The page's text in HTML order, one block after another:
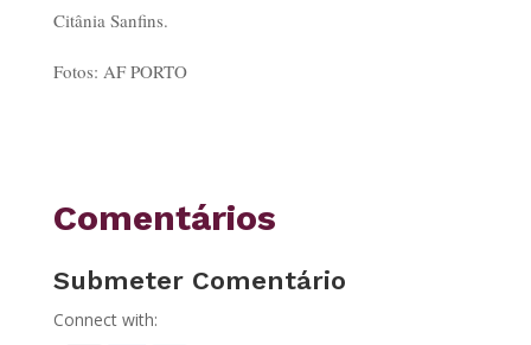
Citânia Sanfins.
Fotos: AF PORTO
Comentários
Submeter Comentário
Connect with: